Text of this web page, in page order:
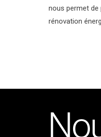
nous permet
rénovation
No